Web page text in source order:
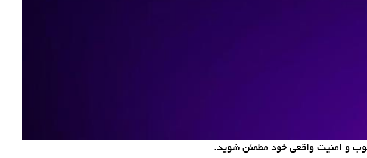
خوب و امنیت واقعی خود مطمئن شوید.